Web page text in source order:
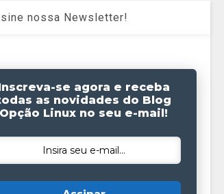
nossa Newsletter!
se agora e receba
as novidades do Blog
Opção Linux no seu e-mail!